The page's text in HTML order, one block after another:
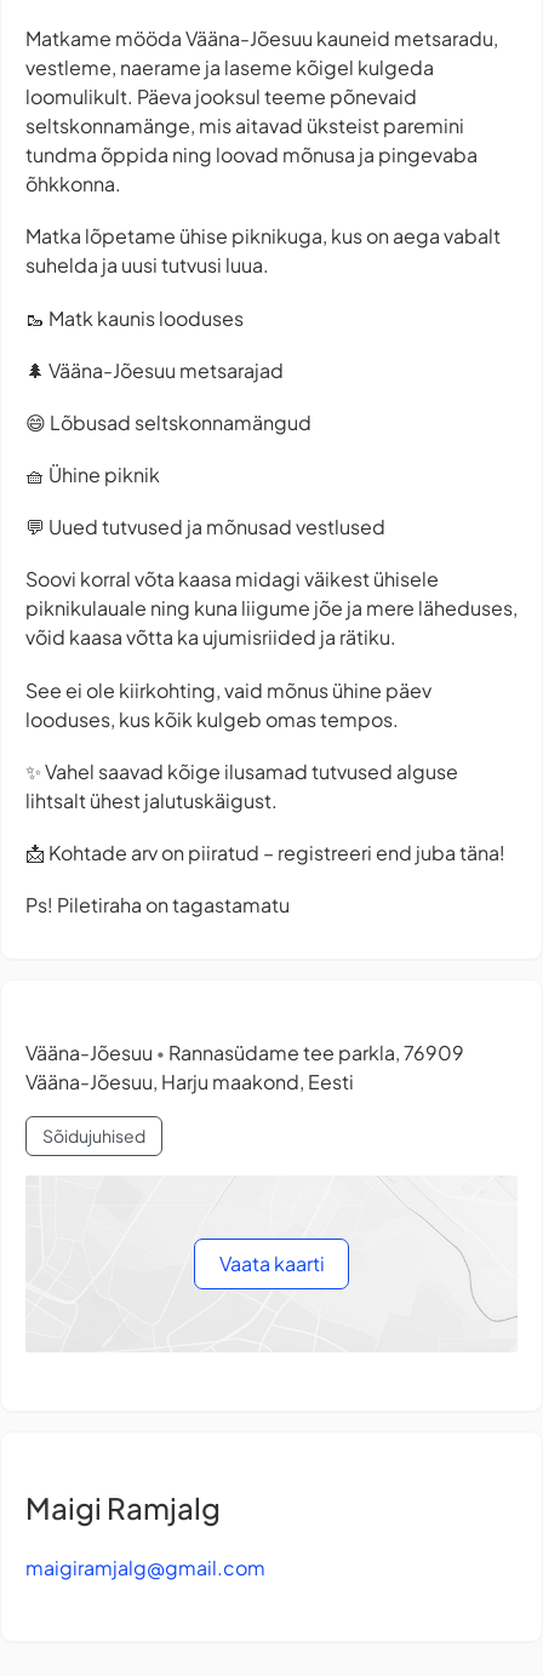
Matkame mööda Vääna-Jõesuu kauneid metsaradu,
vestleme, naerame ja laseme kõigel kulgeda
loomulikult. Päeva jooksul teeme põnevaid
seltskonnamänge, mis aitavad üksteist paremini
tundma õppida ning loovad mõnusa ja pingevaba
õhkkonna.
Matka lõpetame ühise piknikuga, kus on aega vabalt
suhelda ja uusi tutvusi luua.
🥾 Matk kaunis looduses
🌲 Vääna-Jõesuu metsarajad
😄 Lõbusad seltskonnamängud
🧺 Ühine piknik
💬 Uued tutvused ja mõnusad vestlused
Soovi korral võta kaasa midagi väikest ühisele
piknikulauale ning kuna liigume jõe ja mere läheduses,
võid kaasa võtta ka ujumisriided ja rätiku.
See ei ole kiirkohting, vaid mõnus ühine päev
looduses, kus kõik kulgeb omas tempos.
✨ Vahel saavad kõige ilusamad tutvused alguse
lihtsalt ühest jalutuskäigust.
📩 Kohtade arv on piiratud – registreeri end juba täna!
Ps! Piletiraha on tagastamatu
Vääna-Jõesuu • Rannasüdame tee parkla, 76909
Vääna-Jõesuu, Harju maakond, Eesti
Sõidujuhised
Vaata kaarti
Maigi Ramjalg
maigiramjalg@gmail.com